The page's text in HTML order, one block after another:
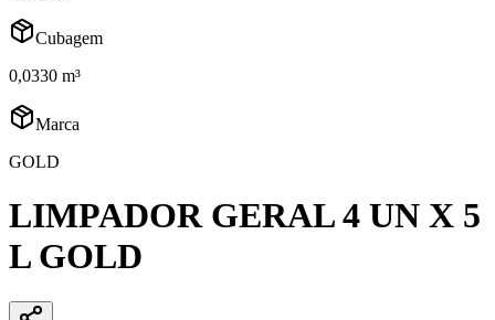
Cubagem
0,0330 m³
Marca
GOLD
LIMPADOR GERAL 4 UN X 5
L GOLD